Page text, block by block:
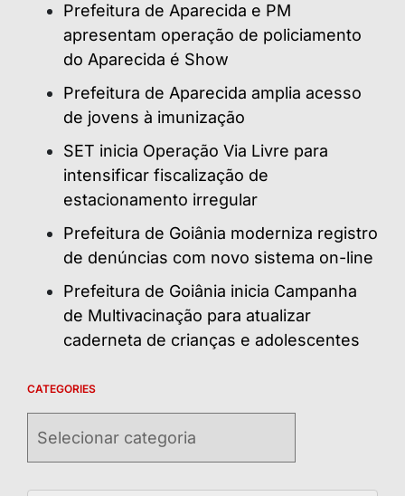
Prefeitura de Aparecida e PM
apresentam operação de policiamento
do Aparecida é Show
Prefeitura de Aparecida amplia acesso
de jovens à imunização
SET inicia Operação Via Livre para
intensificar fiscalização de
estacionamento irregular
Prefeitura de Goiânia moderniza registro
de denúncias com novo sistema on-line
Prefeitura de Goiânia inicia Campanha
de Multivacinação para atualizar
caderneta de crianças e adolescentes
CATEGORIES